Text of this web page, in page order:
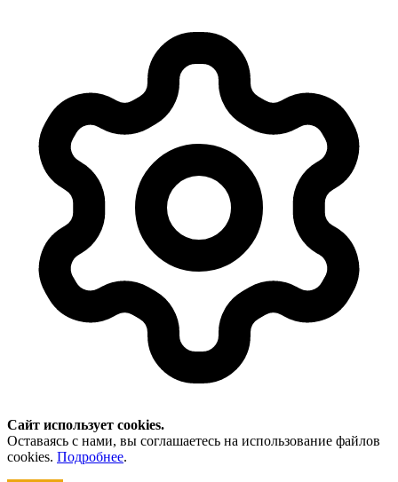
Сайт использует cookies.
Оставаясь с нами, вы соглашаетесь на использование файлов
cookies. Подробнее.